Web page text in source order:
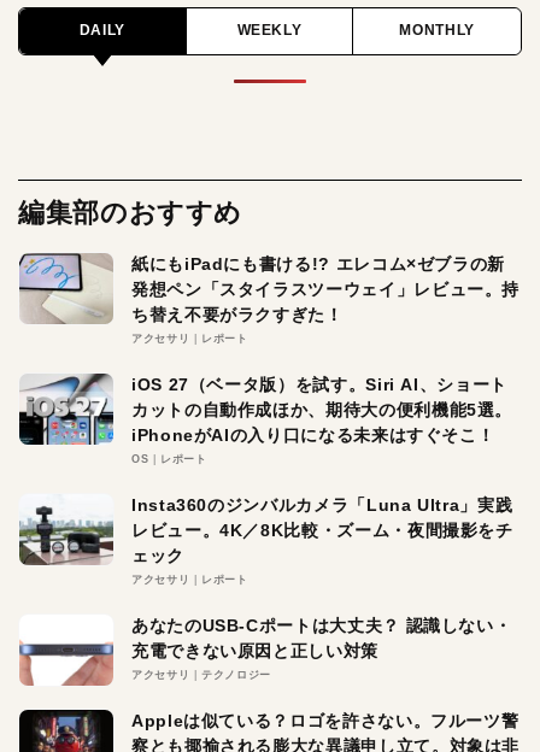
DAILY WEEKLY MONTHLY
編集部のおすすめ
紙にもiPadにも書ける!? エレコム×ゼブラの新
発想ペン「スタイラスツーウェイ」レビュー。持
ち替え不要がラクすぎた！
アクセサリ レポート
iOS 27（ベータ版）を試す。Siri AI、ショート
カットの自動作成ほか、期待大の便利機能5選。
iPhoneがAIの入り口になる未来はすぐそこ！
OS レポート
Insta360のジンバルカメラ「Luna Ultra」実践
レビュー。4K／8K比較・ズーム・夜間撮影をチ
ェック
アクセサリ レポート
あなたのUSB-Cポートは大丈夫？ 認識しない・
充電できない原因と正しい対策
アクセサリ テクノロジー
Appleは似ている？ロゴを許さない。フルーツ警
察とも揶揄される膨大な異議申し立て。対象は非